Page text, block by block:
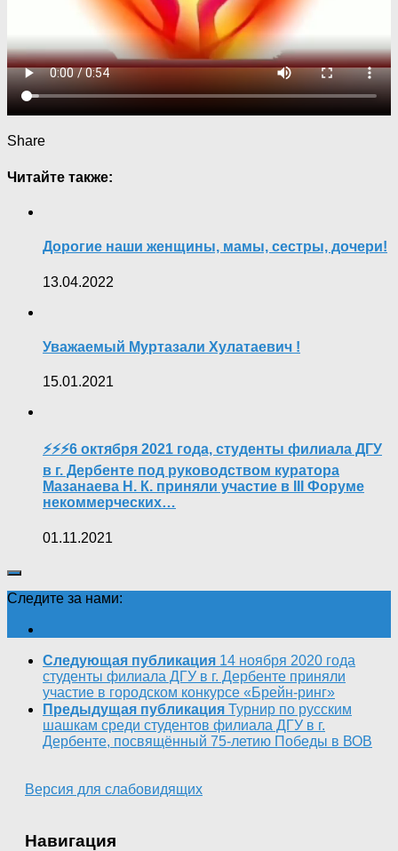
Share
Читайте также:
Дорогие наши женщины, мамы, сестры, дочери!
13.04.2022
Уважаемый Муртазали Хулатаевич !
15.01.2021
⚡️⚡️⚡️6 октября 2021 года, студенты филиала ДГУ
в г. Дербенте под руководством куратора
Мазанаева Н. К. приняли участие в III Форуме
некоммерческих…
01.11.2021
Следите за нами:
Следующая публикация 14 ноября 2020 года
студенты филиала ДГУ в г. Дербенте приняли
участие в городском конкурсе «Брейн-ринг»
Предыдущая публикация Турнир по русским
шашкам среди студентов филиала ДГУ в г.
Дербенте, посвящённый 75-летию Победы в ВОВ
Версия для слабовидящих
Навигация